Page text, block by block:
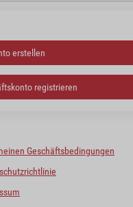
erstellen
registrieren
Geschäftsbedingungen